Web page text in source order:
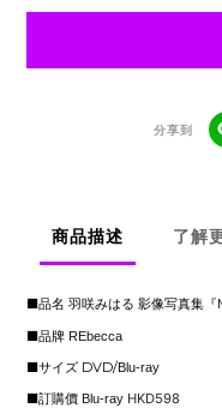
分享到
商品描述 了解
■品名 羽咲みはる 影像写真集
■品牌 REbecca
■サイズ DVD/Blu-ray
■訂購價 Blu-ray HKD598